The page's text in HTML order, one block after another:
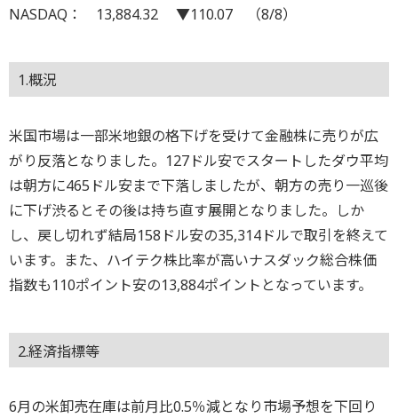
NASDAQ： 13,884.32 ▼110.07 （8/8）
1.概況
米国市場は一部米地銀の格下げを受けて金融株に売りが広
がり反落となりました。127ドル安でスタートしたダウ平均
は朝方に465ドル安まで下落しましたが、朝方の売り一巡後
に下げ渋るとその後は持ち直す展開となりました。しか
し、戻し切れず結局158ドル安の35,314ドルで取引を終えて
います。また、ハイテク株比率が高いナスダック総合株価
指数も110ポイント安の13,884ポイントとなっています。
2.経済指標等
6月の米卸売在庫は前月比0.5％減となり市場予想を下回り